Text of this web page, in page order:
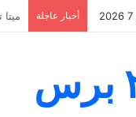
أخبار عاجلة